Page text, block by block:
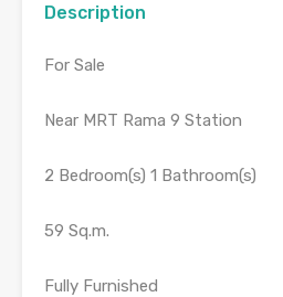
Description
For Sale
Near MRT Rama 9 Station
2 Bedroom(s) 1 Bathroom(s)
59 Sq.m.
Fully Furnished